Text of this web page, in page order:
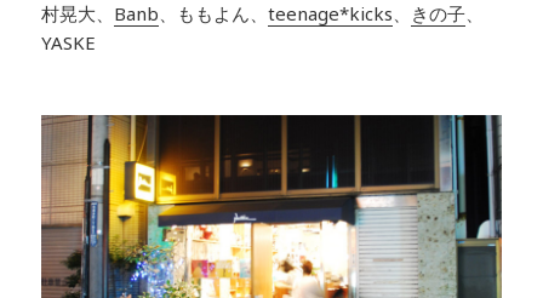
村晃大、 Banb、ももよん、teenage*kicks、 きの子、
YASKE